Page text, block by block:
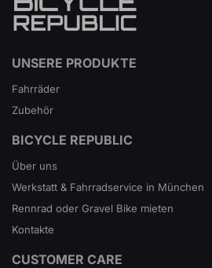
UNSERE PRODUKTE
Fahrräder
Zubehör
BICYCLE REPUBLIC
Über uns
Werkstatt & Fahrradservice in München
Rennrad oder Gravel Bike mieten
Kontakte
CUSTOMER CARE